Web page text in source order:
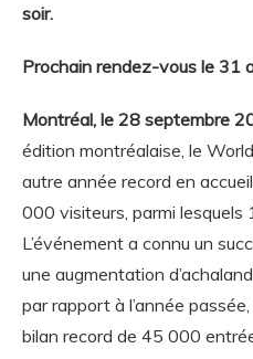
soir.
Prochain rendez-vous le 31
Montréal, le 28 septembre
édition montréalaise, le
autre année record en
000 visiteurs, parmi lesquels
L’événement a connu un
une augmentation
par rapport à l’année
bilan record de 45 000